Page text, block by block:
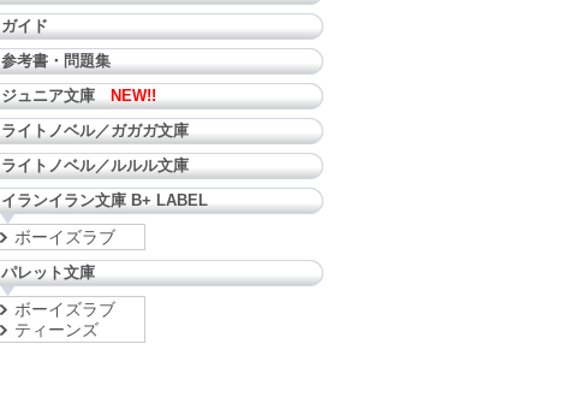
ガイド
参考書・問題集
ジュニア文庫
NEW!!
ライトノベル／ガガガ文庫
ライトノベル／ルルル文庫
イランイラン文庫 B+ LABEL
ボーイズラブ
パレット文庫
ボーイズラブ
ティーンズ